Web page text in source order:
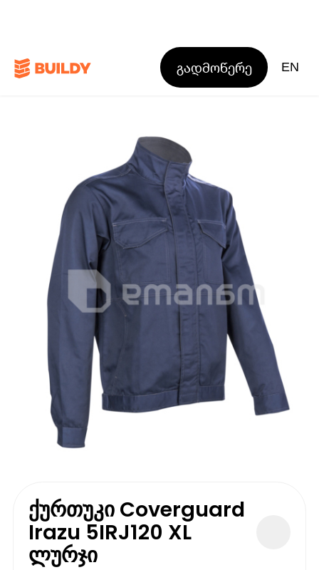
გადმოწერე EN
ქურთუკი Coverguard
Irazu 5IRJ120 XL
ლურჯი